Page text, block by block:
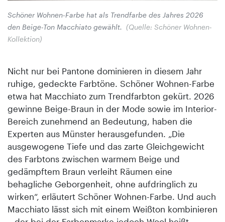
Schöner Wohnen-Farbe hat als Trendfarbe des Jahres 2026
den Beige-Ton Macchiato gewählt. (Quelle: Schöner Wohnen-
Kollektion)
Nicht nur bei Pantone dominieren in diesem Jahr
ruhige, gedeckte Farbtöne. Schöner Wohnen-Farbe
etwa hat Macchiato zum Trendfarbton gekürt. 2026
gewinne Beige-Braun in der Mode sowie im Interior-
Bereich zunehmend an Bedeutung, haben die
Experten aus Münster herausgefunden. „Die
ausgewogene Tiefe und das zarte Gleichgewicht
des Farbtons zwischen warmem Beige und
gedämpftem Braun verleiht Räumen eine
behagliche Geborgenheit, ohne aufdringlich zu
wirken“, erläutert Schöner Wohnen-Farbe. Und auch
Macchiato lässt sich mit einem Weißton kombinieren